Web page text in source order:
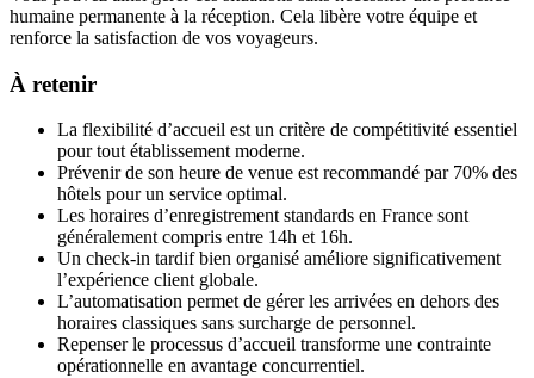
humaine permanente à la réception. Cela libère votre équipe et
renforce la satisfaction de vos voyageurs.
À retenir
La flexibilité d’accueil est un critère de compétitivité essentiel
pour tout établissement moderne.
Prévenir de son heure de venue est recommandé par 70% des
hôtels pour un service optimal.
Les horaires d’enregistrement standards en France sont
généralement compris entre 14h et 16h.
Un check-in tardif bien organisé améliore significativement
l’expérience client globale.
L’automatisation permet de gérer les arrivées en dehors des
horaires classiques sans surcharge de personnel.
Repenser le processus d’accueil transforme une contrainte
opérationnelle en avantage concurrentiel.